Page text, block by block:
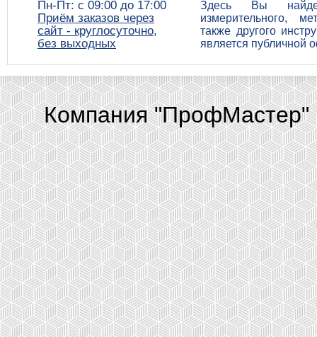
Пн-Пт: c 09:00 до 17:00
Приём заказов через
сайт - круглосуточно,
без выходных
Здесь Вы
измерительного,
также другого
является публичной
Компания "ПрофМастер"